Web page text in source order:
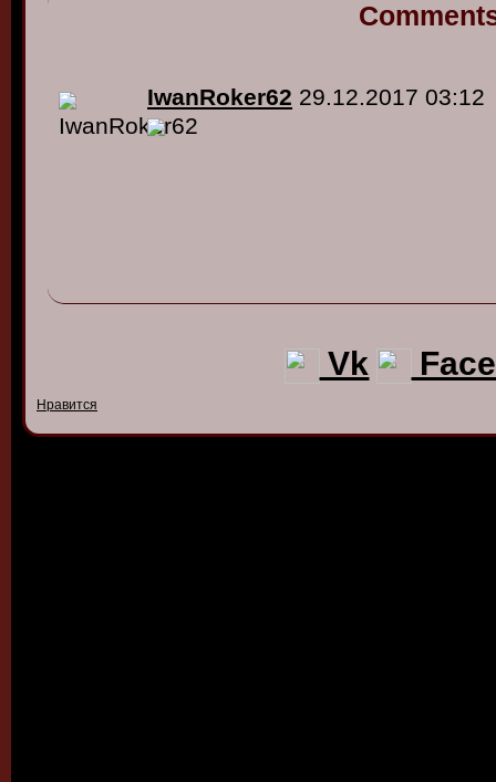
IwanRoker62 29.12.2017 03:12
Vk
Нравится